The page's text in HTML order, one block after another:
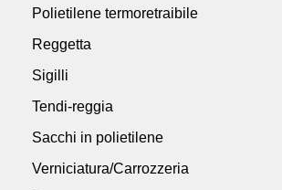
Polietilene termoretraibile
Reggetta
Sigilli
Tendi-reggia
Sacchi in polietilene
Verniciatura/Carrozzeria